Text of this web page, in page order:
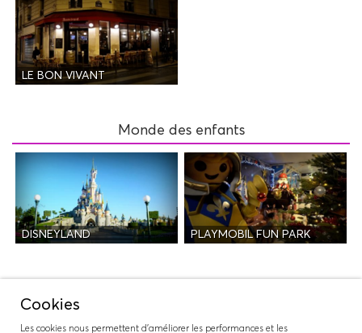
LE BON VIVANT
Monde des enfants
DISNEYLAND PLAYMOBIL FUN PARK
Cookies
Les cookies nous permettent d'améliorer les performances et les